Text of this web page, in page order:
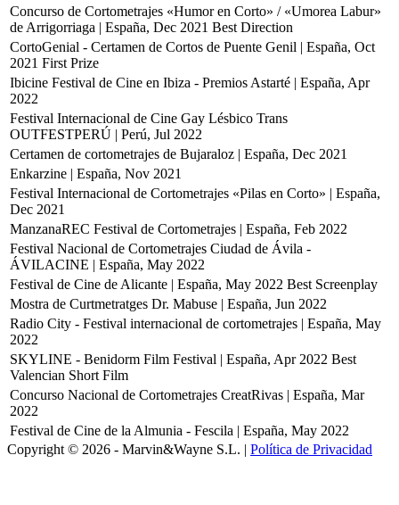
Concurso de Cortometrajes «Humor en Corto» / «Umorea Labur»
de Arrigorriaga | España, Dec 2021 Best Direction
CortoGenial - Certamen de Cortos de Puente Genil | España, Oct
2021 First Prize
Ibicine Festival de Cine en Ibiza - Premios Astarté | España, Apr
2022
Festival Internacional de Cine Gay Lésbico Trans
OUTFESTPERÚ | Perú, Jul 2022
Certamen de cortometrajes de Bujaraloz | España, Dec 2021
Enkarzine | España, Nov 2021
Festival Internacional de Cortometrajes «Pilas en Corto» | España,
Dec 2021
ManzanaREC Festival de Cortometrajes | España, Feb 2022
Festival Nacional de Cortometrajes Ciudad de Ávila -
ÁVILACINE | España, May 2022
Festival de Cine de Alicante | España, May 2022 Best Screenplay
Mostra de Curtmetratges Dr. Mabuse | España, Jun 2022
Radio City - Festival internacional de cortometrajes | España, May
2022
SKYLINE - Benidorm Film Festival | España, Apr 2022 Best
Valencian Short Film
Concurso Nacional de Cortometrajes CreatRivas | España, Mar
2022
Festival de Cine de la Almunia - Fescila | España, May 2022
Copyright © 2026 - Marvin&Wayne S.L. | Política de Privacidad